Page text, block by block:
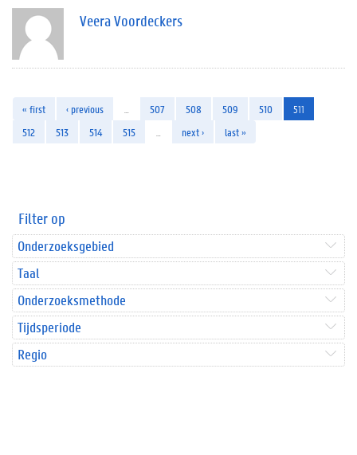
Veera Voordeckers
« first ‹ previous 507 508 509 510
511
512
513 514 515 next › last »
Filter op
Onderzoeksgebied
Taal
Onderzoeksmethode
Tijdsperiode
Regio